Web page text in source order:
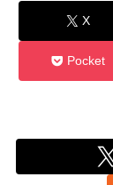
X
Pocket